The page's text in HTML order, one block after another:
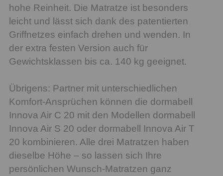
hohe Reinheit. Die Matratze ist besonders
leicht und lässt sich dank des patentierten
Griffnetzes einfach drehen und wenden. In
der extra festen Version auch für
Gewichtsklassen bis ca. 140 kg geeignet.
Übrigens: Partner mit unterschiedlichen
Komfort-Ansprüchen können die dormabell
Innova Air C 20 mit den Modellen dormabell
Innova Air S 20 oder dormabell Innova Air T
20 kombinieren. Alle drei Matratzen haben
dieselbe Höhe – so lassen sich Ihre
persönlichen Wunsch-Matratzen ganz